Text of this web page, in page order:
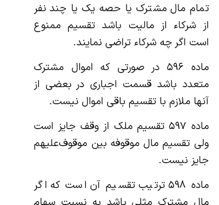
تمام مال مشترک یا حصه یک یا چند نفر
از شرکاء از مالیت باشد تقسیم ممنوع
است اگر چه شرکاء تراضی‌ نمایند.
ماده ۵۹۶ در صورتی که اموال مشترک
متعدد باشد قسمت اجباری در بعضی از
آنها ملازم با تقسیم باقی اموال نیست.
ماده ۵۹۷ تقسیم ملک از وقف جایز است
ولی تقسیم مال موقوفه بین موقوف‌علیهم
جایز نیست.
ماده ۵۹۸ ترتیب تقسیم آن است که اگر